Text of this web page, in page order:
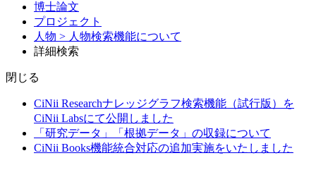
博士論文
プロジェクト
人物 > 人物検索機能について
詳細検索
閉じる
CiNii Researchナレッジグラフ検索機能（試行版）を
CiNii Labsにて公開しました
「研究データ」「根拠データ」の収録について
CiNii Books機能統合対応の追加実施をいたしました